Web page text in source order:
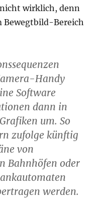
wirklich, denn
Bewegtbild-Bereich
Handy
Software
dann in
um. So
zufolge künftig
von
Bahnhöfen oder
werden.